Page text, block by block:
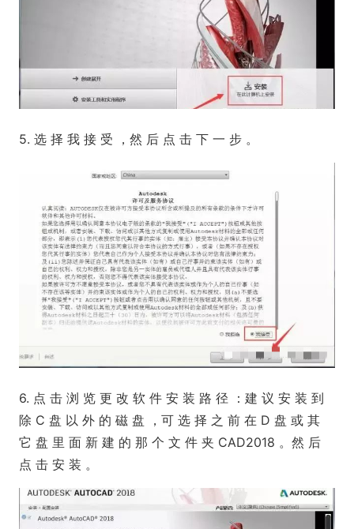
5. 选 择 我 接 受 ，然 后 点 击 下 一 步 。
6. 点 击 浏 览 更 改 软 件 安 装 路 径 ：建 议 安 装 到
除 C 盘 以 外 的 磁 盘 ，可 选 择 之 前 在 D 盘 或 其
它 盘 里 面 新 建 的 那 个 文 件 夹 CAD2018 。然 后
点 击 安 装 。